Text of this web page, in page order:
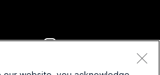
安全性
非營利
聯絡銷售人員